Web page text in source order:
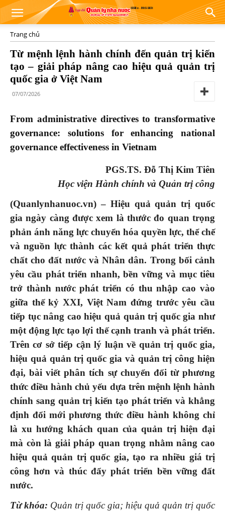
Trang chủ
Từ mệnh lệnh hành chính đến quản trị kiến
tạo – giải pháp nâng cao hiệu quả quản trị
quốc gia ở Việt Nam
07/07/2026
From administrative directives to transformative
governance: solutions for enhancing national
governance effectiveness in Vietnam
PGS.TS. Đỗ Thị Kim Tiên
Học viện Hành chính và Quản trị công
(Quanlynhanuoc.vn) – Hiệu quả quản trị quốc
gia ngày càng được xem là thước đo quan trọng
phản ánh năng lực chuyển hóa quyền lực, thể chế
và nguồn lực thành các kết quả phát triển thực
chất cho đất nước và Nhân dân. Trong bối cảnh
yêu cầu phát triển nhanh, bền vững và mục tiêu
trở thành nước phát triển có thu nhập cao vào
giữa thế kỷ XXI, Việt Nam đứng trước yêu cầu
tiếp tục nâng cao hiệu quả quản trị quốc gia như
một động lực tạo lợi thế cạnh tranh và phát triển.
Trên cơ sở tiếp cận lý luận về quản trị quốc gia,
hiệu quả quản trị quốc gia và quản trị công hiện
đại, bài viết phân tích sự chuyển đổi từ phương
thức điều hành chủ yếu dựa trên mệnh lệnh hành
chính sang quản trị kiến tạo phát triển và khẳng
định đổi mới phương thức điều hành không chỉ
là xu hướng khách quan của quản trị hiện đại
mà còn là giải pháp quan trọng nhằm nâng cao
hiệu quả quản trị quốc gia, tạo ra nhiều giá trị
công hơn và thúc đẩy phát triển bền vững đất
nước.
Từ khóa: Quản trị quốc gia; hiệu quả quản trị quốc